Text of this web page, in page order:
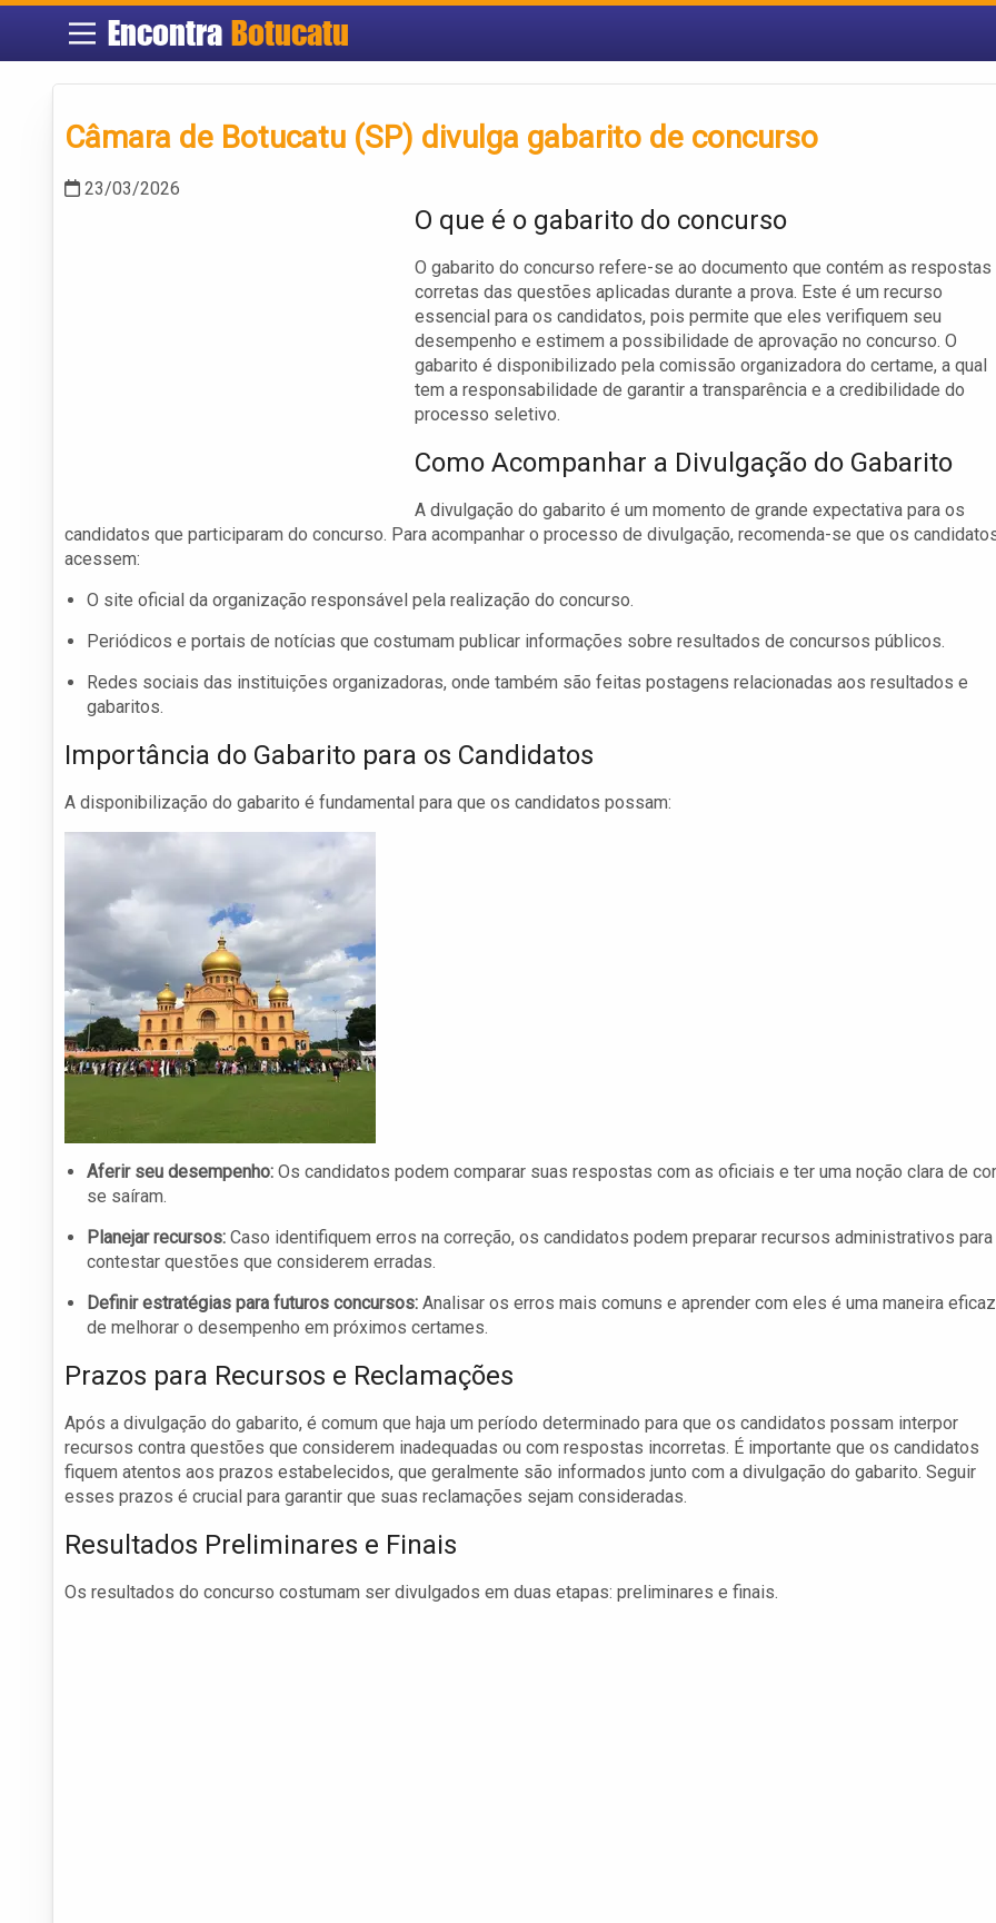
Encontra Botucatu
Câmara de Botucatu (SP) divulga gabarito de concurso
23/03/2026
O que é o gabarito do concurso
O gabarito do concurso refere-se ao documento que contém as respostas
corretas das questões aplicadas durante a prova. Este é um recurso
essencial para os candidatos, pois permite que eles verifiquem seu
desempenho e estimem a possibilidade de aprovação no concurso. O
gabarito é disponibilizado pela comissão organizadora do certame, a qual
tem a responsabilidade de garantir a transparência e a credibilidade do
processo seletivo.
Como Acompanhar a Divulgação do Gabarito
A divulgação do gabarito é um momento de grande expectativa para os
candidatos que participaram do concurso. Para acompanhar o processo de divulgação, recomenda-se que os
acessem:
O site oficial da organização responsável pela realização do concurso.
Periódicos e portais de notícias que costumam publicar informações sobre resultados de concursos públicos.
Redes sociais das instituições organizadoras, onde também são feitas postagens relacionadas aos resultados e
gabaritos.
Importância do Gabarito para os Candidatos
A disponibilização do gabarito é fundamental para que os candidatos possam:
Aferir seu desempenho: Os candidatos podem comparar suas respostas com as oficiais e ter uma noção clara de
se saíram.
Planejar recursos: Caso identifiquem erros na correção, os candidatos podem preparar recursos administrativos para
contestar questões que considerem erradas.
Definir estratégias para futuros concursos: Analisar os erros mais comuns e aprender com eles é uma maneira eficaz
de melhorar o desempenho em próximos certames.
Prazos para Recursos e Reclamações
Após a divulgação do gabarito, é comum que haja um período determinado para que os candidatos possam interpor
recursos contra questões que considerem inadequadas ou com respostas incorretas. É importante que os candidatos
fiquem atentos aos prazos estabelecidos, que geralmente são informados junto com a divulgação do gabarito. Seguir
esses prazos é crucial para garantir que suas reclamações sejam consideradas.
Resultados Preliminares e Finais
Os resultados do concurso costumam ser divulgados em duas etapas: preliminares e finais.